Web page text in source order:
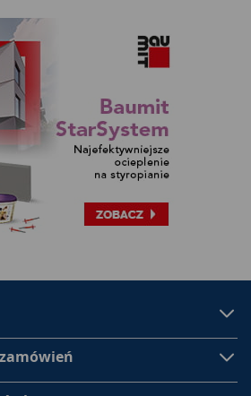
PSB Mrówka, w dziale Motoryzacja
artykułów przydatnych każdemu
w odpowiednie kategorie. Umożliwia
wyszukanie interesującego nas
pomocą służy konsultant
jednorazowe alkomaty,
czy też uchwyty na telefon to tylko
i przydatnych gadżetów. Wszystkie
pochodzą od sprawdzonych i
co stanowi gwarancję ich
użytkowania.
kompleksowe wyczyszczenie
zarówno szampony czy piany
ale także wosk do pielęgnacji
plastiku oraz pielęgnacji
pojazd nabierze zupełnie nowego